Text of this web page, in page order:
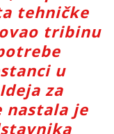
tehničke
tribinu
u
za
je